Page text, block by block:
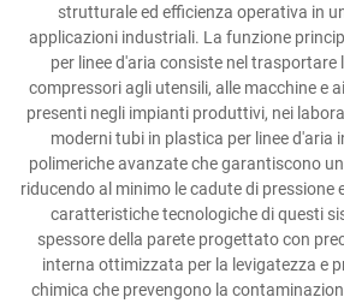
strutturale ed efficienza operativa in
applicazioni industriali. La funzione
per linee d'aria consiste nel trasportare
compressori agli utensili, alle macchine e
presenti negli impianti produttivi, nei
moderni tubi in plastica per linee d'aria
polimeriche avanzate che garantiscono
riducendo al minimo le cadute di pressione
caratteristiche tecnologiche di questi
spessore della parete progettato con
interna ottimizzata per la levigatezza e
chimica che prevengono la